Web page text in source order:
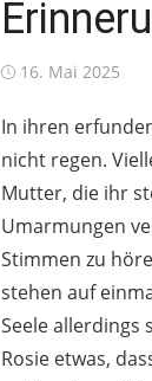
Posted
16. Mai 2025
In ihren
nicht regen.
Mutter, die ihr
Umarmungen
Stimmen zu
stehen auf
Seele allerdings
Rosie etwas,